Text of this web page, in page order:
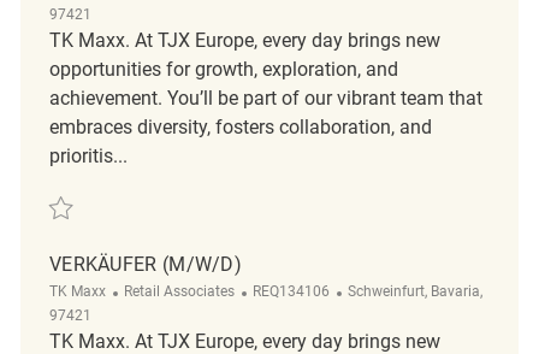
97421
TK Maxx. At TJX Europe, every day brings new
opportunities for growth, exploration, and
achievement. You’ll be part of our vibrant team that
embraces diversity, fosters collaboration, and
prioritis...
Save Verkäufer (m/w/d) REQ134100
VERKÄUFER (M/W/D)
TK Maxx Category
Retail Associates ReqId
REQ134106 Location
Schweinfurt, Bavaria,
97421
TK Maxx. At TJX Europe, every day brings new